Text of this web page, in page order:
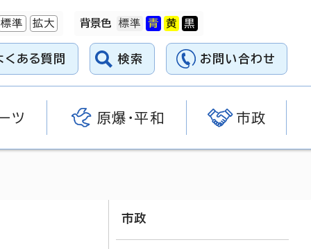
標準 拡大 背景色
くある質問 検索 お問い合わせ
ツ 原爆・平和 市政
市政